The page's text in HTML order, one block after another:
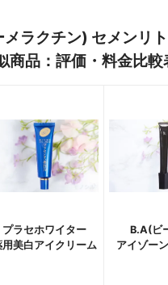
ラクチン) セメンリ
商品：評価・料金比較
プラセホワイター
用美白アイクリーム
B.A(ビ
アイゾー